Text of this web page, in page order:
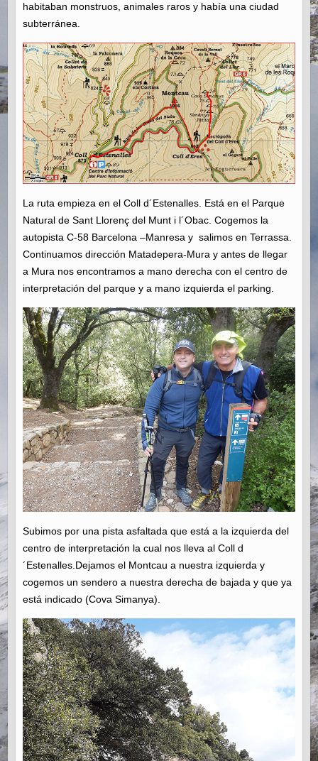
habitaban monstruos, animales raros y había una ciudad
subterránea.
La ruta empieza en el Coll d´Estenalles. Está en el Parque
Natural de Sant Llorenç del Munt i l´Obac. Cogemos la
autopista C-58 Barcelona –Manresa y salimos en Terrassa.
Continuamos dirección Matadepera-Mura y antes de llegar
a Mura nos encontramos a mano derecha con el centro de
interpretación del parque y a mano izquierda el parking.
Subimos por una pista asfaltada que está a la izquierda del
centro de interpretación la cual nos lleva al Coll d
´Estenalles.Dejamos el Montcau a nuestra izquierda y
cogemos un sendero a nuestra derecha de bajada y que ya
está indicado (Cova Simanya).